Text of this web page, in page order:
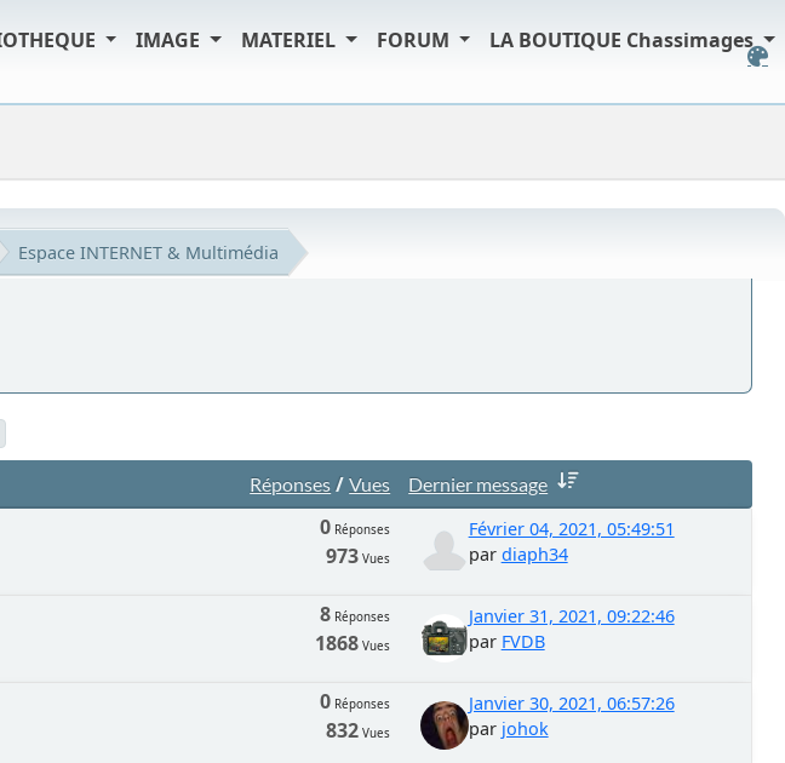
IMAGE MATERIEL FORUM LA BOUTIQUE Chassimages
Espace INTERNET & Multimédia
Réponses /Vues Dernier message
0Réponses
973Vues
Février 04, 2021, 05:49:51
par diaph34
8Réponses
1868Vues
Janvier 31, 2021, 09:22:46
par FVDB
0Réponses
832Vues
Janvier 30, 2021, 06:57:26
par johok